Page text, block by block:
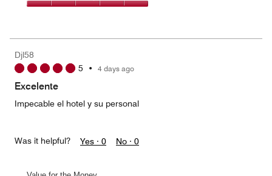
5
out
Djl58
5 • 4 days ago
Excelente
Impecable el hotel y su personal
Was it helpful? Yes · 0 No · 0